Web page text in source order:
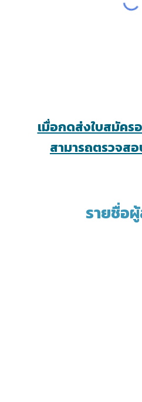
เมื่อกดส่งใบสมัคร
สามารถตรวจส
รายชื่อ